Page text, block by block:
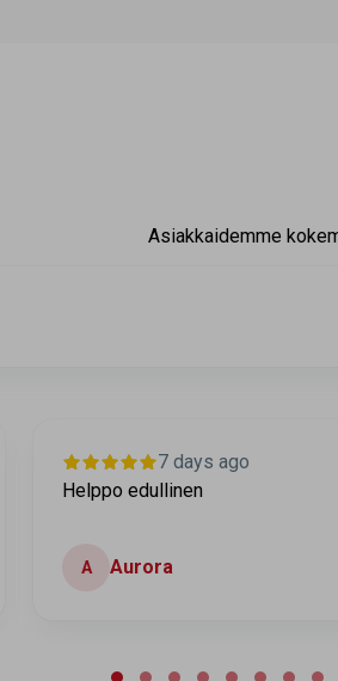
Asiakkaidemme
9 days ago
Helppo ja luotettava
M Mikko